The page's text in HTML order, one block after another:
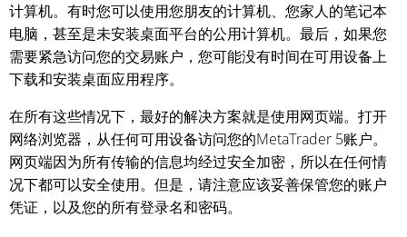
计算机。有时您可以使用您朋友的计算机、您家人的笔记本
电脑，甚至是未安装桌面平台的公用计算机。最后，如果您
需要紧急访问您的交易账户，您可能没有时间在可用设备上
下载和安装桌面应用程序。
在所有这些情况下，最好的解决方案就是使用网页端。打开
网络浏览器，从任何可用设备访问您的MetaTrader 5账户。
网页端因为所有传输的信息均经过安全加密，所以在任何情
况下都可以安全使用。但是，请注意应该妥善保管您的账户
凭证，以及您的所有登录名和密码。